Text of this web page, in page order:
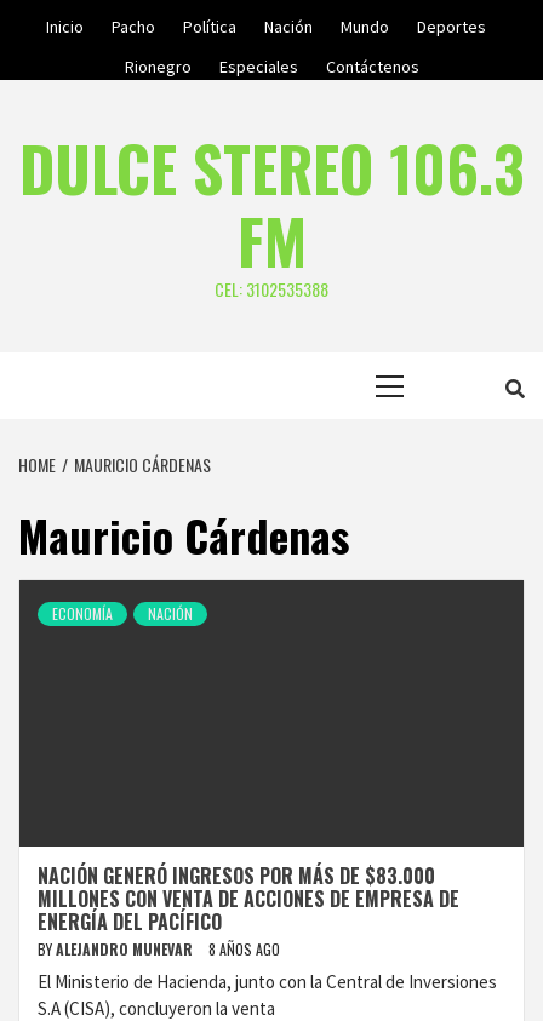
Inicio Pacho Política Nación Mundo
Deportes
Rionegro
Especiales Contáctenos
DULCE STEREO 106.3
FM
CEL: 3102535388
HOME MAURICIO CÁRDENAS
Mauricio Cárdenas
ECONOMÍA NACIÓN
NACIÓN GENERÓ INGRESOS POR MÁS DE $83.000
MILLONES CON VENTA DE ACCIONES DE EMPRESA DE
ENERGÍA DEL PACÍFICO
BYALEJANDRO MUNEVAR 8 AÑOS AGO
El Ministerio de Hacienda, junto con la Central de Inversiones
S.A (CISA), concluyeron la venta